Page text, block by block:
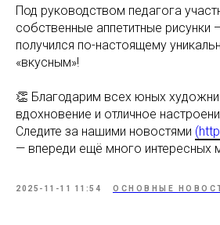
Под руководством педагога
собственные аппетитные рисунки
получился по-настоящему
«вкусным»!
👏 Благодарим всех юных
вдохновение и отличное
Следите за нашими новостями
— впереди ещё много интересных
2025-11-11 11:54 ОСНОВНЫЕ